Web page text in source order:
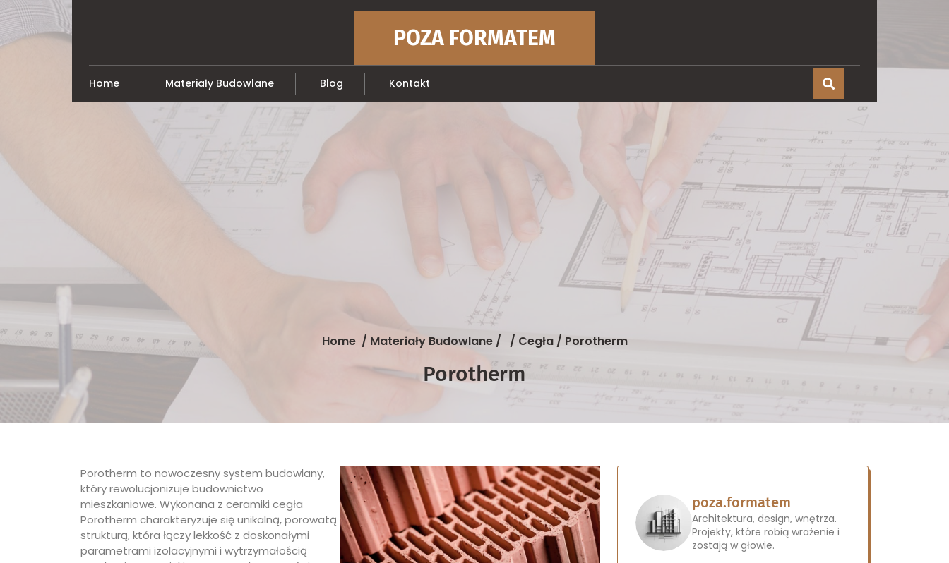
Skip
to
content
POZA FORMATEM
Home Materiały Budowlane Blog Kontakt
Home/ Materiały Budowlane/ / Cegła/ Porotherm
Porotherm
Porotherm to nowoczesny system budowlany,
który rewolucjonizuje budownictwo
mieszkaniowe. Wykonana z ceramiki cegła
Porotherm charakteryzuje się unikalną, porowatą
strukturą, która łączy lekkość z doskonałymi
parametrami izolacyjnymi i wytrzymałością
poza.formatem
Architektura, design, wnętrza.
Projekty, które robią wrażenie i
zostają w głowie.